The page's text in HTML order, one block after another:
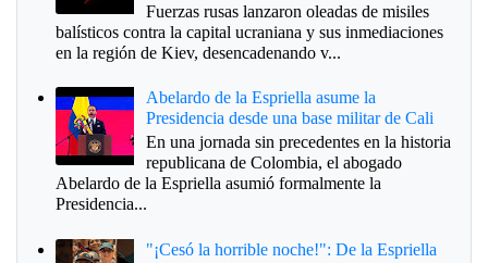
Fuerzas rusas lanzaron oleadas de misiles
balísticos contra la capital ucraniana y sus inmediaciones
en la región de Kiev, desencadenando v...
Abelardo de la Espriella asume la
Presidencia desde una base militar de Cali
En una jornada sin precedentes en la historia
republicana de Colombia, el abogado
Abelardo de la Espriella asumió formalmente la
Presidencia...
"¡Cesó la horrible noche!": De la Espriella